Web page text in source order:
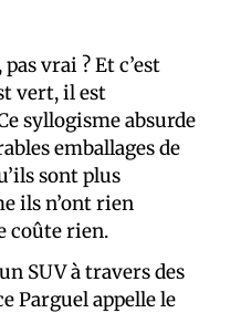
vrai ? Et c’est
vert, il est
syllogisme absurde
emballages de
sont plus
ils n’ont rien
coûte rien.
SUV à travers des
Parguel appelle le